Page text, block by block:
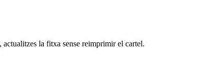
la fitxa sense reimprimir el cartel.